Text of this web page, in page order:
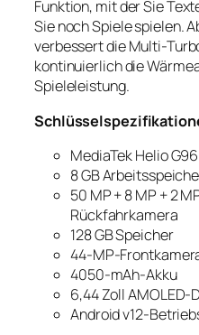
Funktion, mit der Sie
Sie noch Spiele spielen.
verbessert die Multi-
kontinuierlich die
Spieleleistung.
MediaTek Helio
8 GB
50 MP + 8 MP + 2
Rückfahrkamera
128 GB Speicher
44-MP-
4050-mAh-Akku
6,44 Zoll AMOLED-
Android v12-